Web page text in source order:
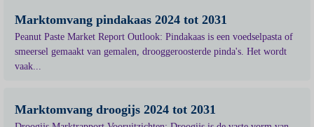
Marktomvang pindakaas 2024 tot 2031
Peanut Paste Market Report Outlook: Pindakaas is een voedselpasta of
smeersel gemaakt van gemalen, drooggeroosterde pinda's. Het wordt
vaak...
Marktomvang droogijs 2024 tot 2031